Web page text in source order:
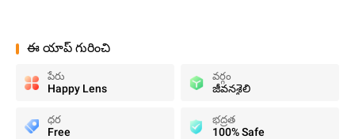
ఈ యాప్ గురించి
పేరు
Happy Lens
వర్గం
జీవనశైలి
ధర
Free
భద్రత
100% Safe